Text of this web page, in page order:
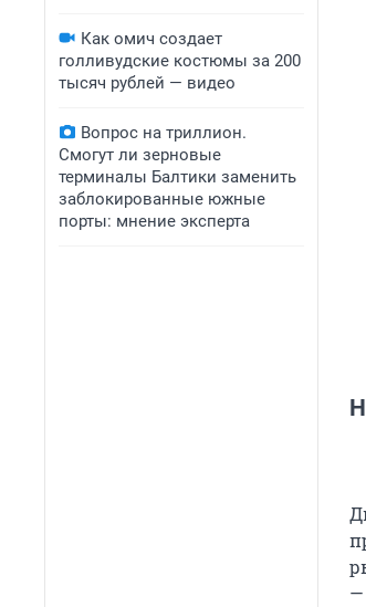
Как омич создает
голливудские костюмы за 200
тысяч рублей — видео
Вопрос на триллион.
Смогут ли зерновые
терминалы Балтики заменить
заблокированные южные
порты: мнение эксперта
—